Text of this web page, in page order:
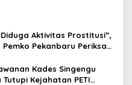
Aktivitas Prostitusi”,
Pemko Pekanbaru Periksa
Kades Singengu
Tutupi Kejahatan PETI